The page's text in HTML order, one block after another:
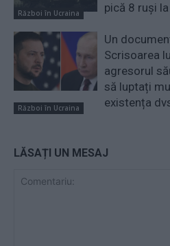
Război în Ucraina
pică 8 ruși
Război în Ucraina
Un
Scrisoarea
agresorul
să luptați
existența
LĂSAȚI UN MESAJ